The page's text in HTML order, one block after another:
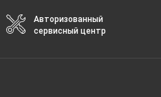
Авторизованный
сервисный центр